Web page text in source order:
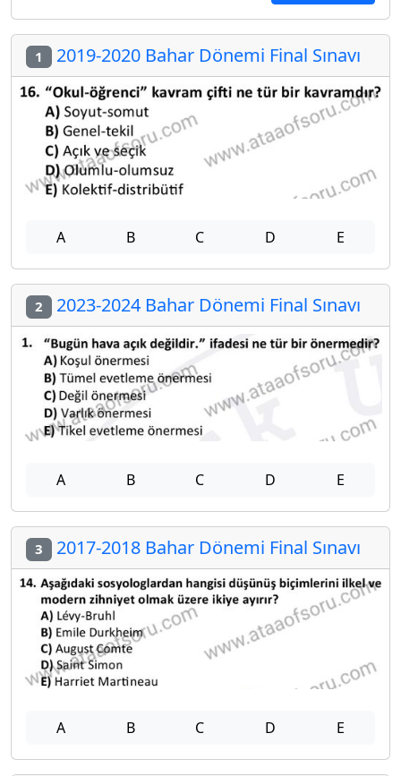
1 2019-2020 Bahar Dönemi Final Sınavı
A B C D E
2 2023-2024 Bahar Dönemi Final Sınavı
A B C D E
3 2017-2018 Bahar Dönemi Final Sınavı
A B C D E